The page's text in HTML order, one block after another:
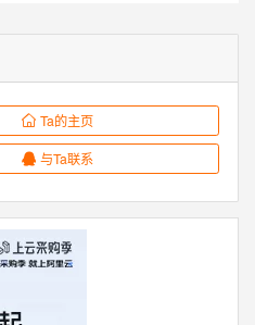
Ta的主页
与Ta联系